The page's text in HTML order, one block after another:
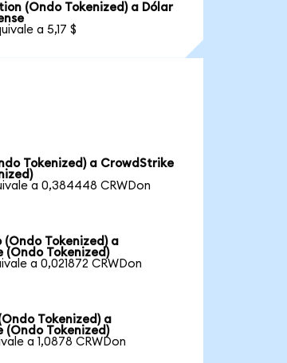
(Ondo Tokenized) a Dólar
a 5,17 $
Tokenized) a CrowdStrike
a 0,384448 CRWDon
(Ondo Tokenized) a
(Ondo Tokenized)
a 0,021872 CRWDon
Tokenized) a
(Ondo Tokenized)
a 1,0878 CRWDon